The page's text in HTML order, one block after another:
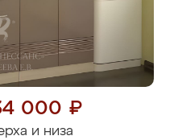
000 ₽
и низа